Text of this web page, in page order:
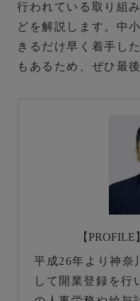
行われている取り組
どを解説します。中
きるだけ早く着手し
もあるため、ぜひ最
【
平成26年より神奈
して開業登録を行